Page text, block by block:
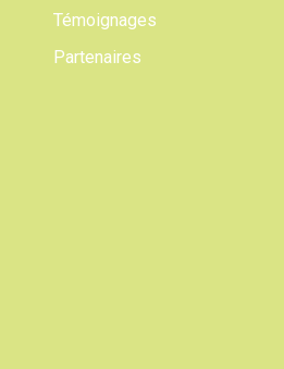
Témoignages
Partenaires